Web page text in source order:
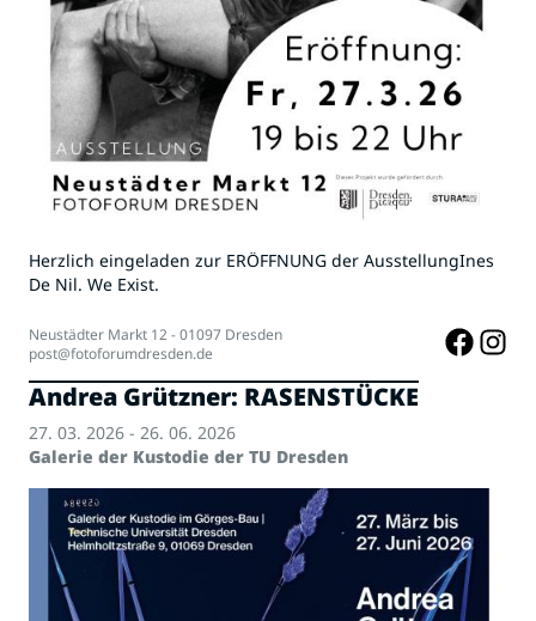
Herzlich eingeladen zur ERÖFFNUNG der AusstellungInes
De Nil. We Exist.
Neustädter Markt 12 - 01097 Dresden
post@fotoforumdresden.de
Andrea Grützner: RASENSTÜCKE
27. 03. 2026 - 26. 06. 2026
Galerie der Kustodie der TU Dresden